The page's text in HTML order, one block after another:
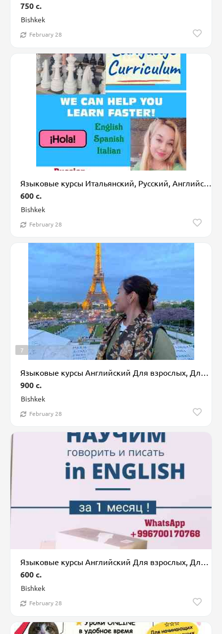
Bishkek
750 c.
February 28
Bishkek
600 c.
February 28
7
Языковые курсы Английский Для взрослых, Для детей
Bishkek
900 c.
February 28
Языковые курсы Английский Для взрослых, Для детей
Bishkek
600 c.
February 28